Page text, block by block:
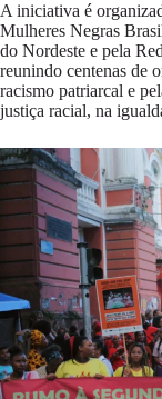
A iniciativa é
Mulheres Negras
do Nordeste e pela
reunindo centenas de
racismo patriarcal e
justiça racial, na